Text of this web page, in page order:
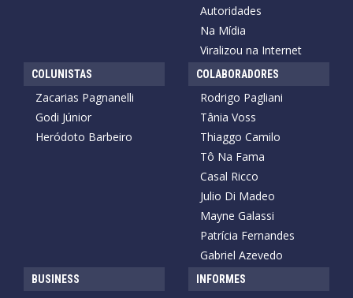
Autoridades
Na Mídia
Viralizou na Internet
COLUNISTAS
Zacarias Pagnanelli
Godi Júnior
Heródoto Barbeiro
COLABORADORES
Rodrigo Pagliani
Tânia Voss
Thiaggo Camilo
Tô Na Fama
Casal Ricco
Julio Di Madeo
Mayne Galassi
Patrícia Fernandes
Gabriel Azevedo
BUSINESS INFORMES